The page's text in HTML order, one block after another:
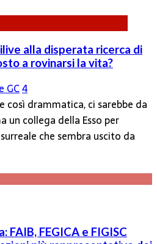
alla disperata ricerca di
a rovinarsi la vita?
GC4
così drammatica, ci sarebbe da
un collega della Esso per
che sembra uscito da
FAIB, FEGICA e FIGISC